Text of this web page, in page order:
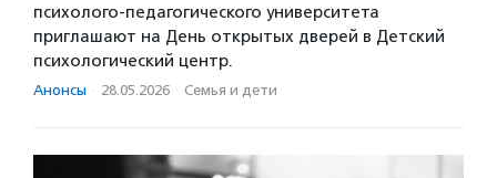
психолого-педагогического университета
приглашают на День открытых дверей в Детский
психологический центр.
Анонсы · 28.05.2026 · Семья и дети